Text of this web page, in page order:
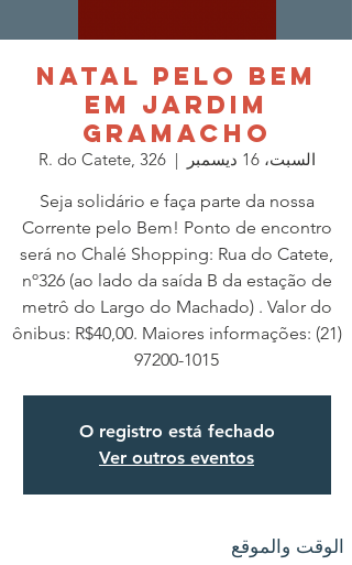
Natal pelo Bem
em Jardim
Gramacho
السبت، 16 ديسمبر
  |
R. do Catete, 326
Seja solidário e faça parte da nossa
Corrente pelo Bem! Ponto de encontro
será no Chalé Shopping: Rua do Catete,
nº326 (ao lado da saída B da estação de
metrô do Largo do Machado) . Valor do
ônibus: R$40,00. Maiores informações: (21)
97200-1015
O registro está fechado
Ver outros eventos
الوقت والموقع